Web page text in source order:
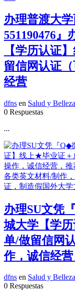
办理普渡大
551190476
【学历认证
留信网认证
经营
dfns en Salud y Belleza
0 Respuestas
...
办理SU文凭
城大学【学
单/做留信网
作，诚信经
dfns en Salud y Belleza
0 Respuestas